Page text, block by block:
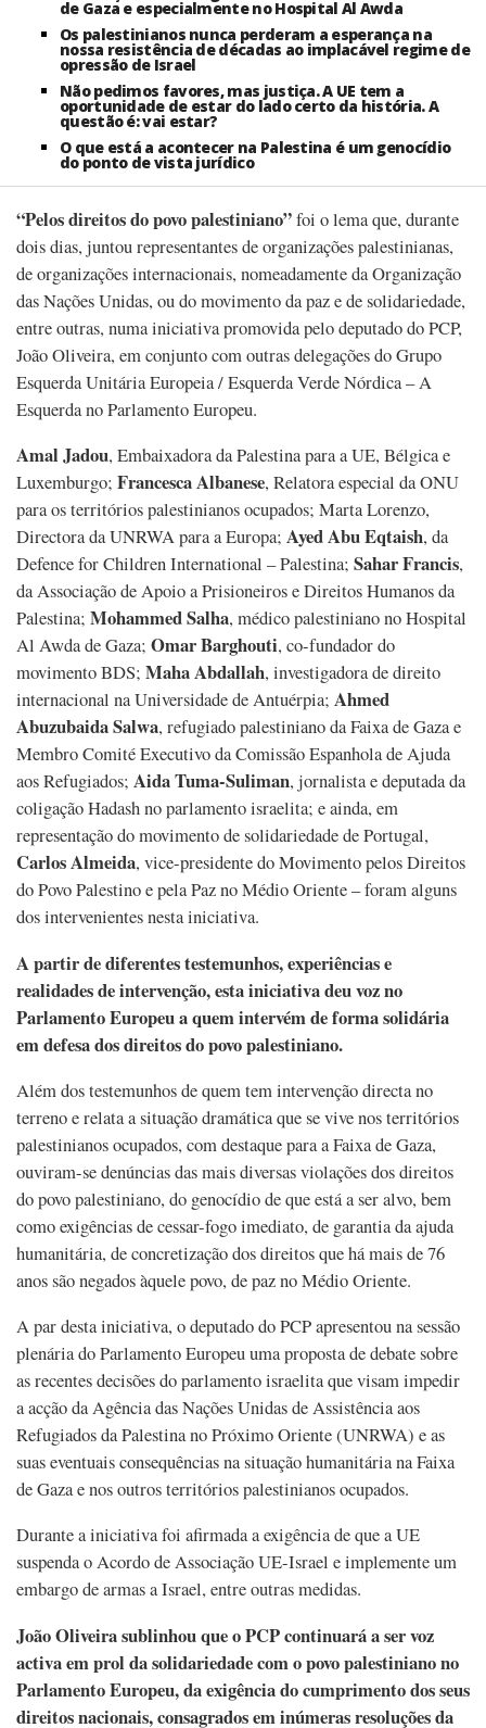
de Gaza e especialmente no Hospital Al Awda
Os palestinianos nunca perderam a esperança na
nossa resistência de décadas ao implacável regime de
opressão de Israel
Não pedimos favores, mas justiça. A UE tem a
oportunidade de estar do lado certo da história. A
questão é: vai estar?
O que está a acontecer na Palestina é um genocídio
do ponto de vista jurídico
“Pelos direitos do povo palestiniano”foi o lema que, durante
dois dias, juntou representantes de organizações palestinianas,
de organizações internacionais, nomeadamente da Organização
das Nações Unidas, ou do movimento da paz e de solidariedade,
entre outras, numa iniciativa promovida pelo deputado do PCP,
João Oliveira, em conjunto com outras delegações do Grupo
Esquerda Unitária Europeia / Esquerda Verde Nórdica – A
Esquerda no Parlamento Europeu.
Amal Jadou, Embaixadora da Palestina para a UE, Bélgica e
Luxemburgo; Francesca Albanese, Relatora especial da ONU
para os territórios palestinianos ocupados; Marta Lorenzo,
Directora da UNRWA para a Europa; Ayed Abu Eqtaish, da
Defence for Children International – Palestina; Sahar Francis,
da Associação de Apoio a Prisioneiros e Direitos Humanos da
Palestina; Mohammed Salha, médico palestiniano no Hospital
Al Awda de Gaza; Omar Barghouti, co-fundador do
movimento BDS; Maha Abdallah, investigadora de direito
internacional na Universidade de Antuérpia; Ahmed
Abuzubaida Salwa, refugiado palestiniano da Faixa de Gaza e
Membro Comité Executivo da Comissão Espanhola de Ajuda
aos Refugiados; Aida Tuma-Suliman, jornalista e deputada da
coligação Hadash no parlamento israelita; e ainda, em
representação do movimento de solidariedade de Portugal,
Carlos Almeida, vice-presidente do Movimento pelos Direitos
do Povo Palestino e pela Paz no Médio Oriente – foram alguns
dos intervenientes nesta iniciativa.
A partir de diferentes testemunhos, experiências e
realidades de intervenção, esta iniciativa deu voz no
Parlamento Europeu a quem intervém de forma solidária
em defesa dos direitos do povo palestiniano.
Além dos testemunhos de quem tem intervenção directa no
terreno e relata a situação dramática que se vive nos territórios
palestinianos ocupados, com destaque para a Faixa de Gaza,
ouviram-se denúncias das mais diversas violações dos direitos
do povo palestiniano, do genocídio de que está a ser alvo, bem
como exigências de cessar-fogo imediato, de garantia da ajuda
humanitária, de concretização dos direitos que há mais de 76
anos são negados àquele povo, de paz no Médio Oriente.
A par desta iniciativa, o deputado do PCP apresentou na sessão
plenária do Parlamento Europeu uma proposta de debate sobre
as recentes decisões do parlamento israelita que visam impedir
a acção da Agência das Nações Unidas de Assistência aos
Refugiados da Palestina no Próximo Oriente (UNRWA) e as
suas eventuais consequências na situação humanitária na Faixa
de Gaza e nos outros territórios palestinianos ocupados.
Durante a iniciativa foi afirmada a exigência de que a UE
suspenda o Acordo de Associação UE-Israel e implemente um
embargo de armas a Israel, entre outras medidas.
João Oliveira sublinhou que o PCP continuará a ser voz
activa em prol da solidariedade com o povo palestiniano no
Parlamento Europeu, da exigência do cumprimento dos seus
direitos nacionais, consagrados em inúmeras resoluções da